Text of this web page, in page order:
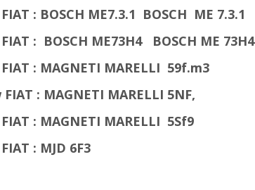
: BOSCH ME7.3.1 BOSCH ME 7.3.1
: BOSCH ME73H4 BOSCH ME 73H4
: MAGNETI MARELLI 59f.m3
: MAGNETI MARELLI 5NF,
: MAGNETI MARELLI 5Sf9
: MJD 6F3